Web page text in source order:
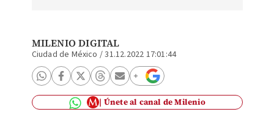
MILENIO DIGITAL
Ciudad de México /31.12.2022 17:01:44
Únete al canal de Milenio